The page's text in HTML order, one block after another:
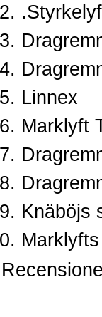
Linnex
Marklyft
Knäböjs